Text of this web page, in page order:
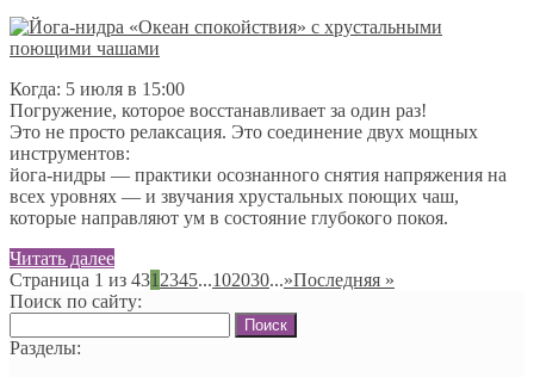
Когда: 5 июля в 15:00
Погружение, которое восстанавливает за один раз!
Это не просто релаксация. Это соединение двух мощных
инструментов:
йога-нидры — практики осознанного снятия напряжения на
всех уровнях — и звучания хрустальных поющих чаш,
которые направляют ум в состояние глубокого покоя.
Читать далее
Страница 1 из 431 2345...102030...»Последняя »
Поиск по сайту:
Разделы: